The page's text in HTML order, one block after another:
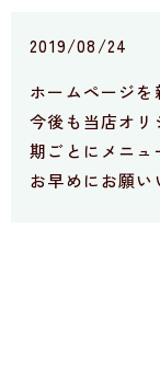
2019/08/24
ホームページを
今後も当店オ
期ごとにメニュ
お早めにお願い